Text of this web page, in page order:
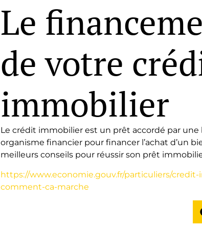
Le
de votre
immobilier
Le crédit immobilier est un prêt accordé par une
organisme financier pour financer l’achat d’un
meilleurs conseils pour réussir son prêt
https://www.economie.gouv.fr/particuliers/
comment-ca-marche